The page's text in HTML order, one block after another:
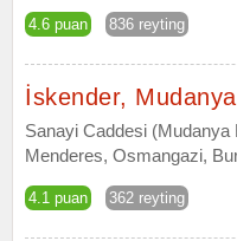
4.6 puan 836 reyting
İskender,
Sanayi Caddesi (Mudanya
Menderes, Osmangazi,
4.1 puan 362 reyting